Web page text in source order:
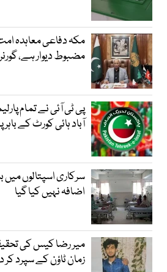
مکہ دفاعی معاہدہ
مضبوط دیوار ہے،
پی ٹی آئی نے تمام
آباد ہائی کورٹ کے
سرکاری اسپتالوں
اضافہ نہیں کیا گیا
میر رضا کیس کی
زمان ٹاؤن کے سپرد